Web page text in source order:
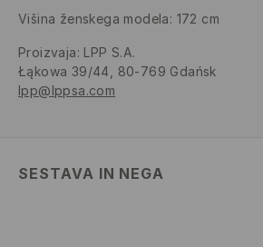
Višina ženskega modela: 172 cm
Proizvaja: LPP S.A.
Łąkowa 39/44, 80-769 Gdańsk
lpp@lppsa.com
SESTAVA IN NEGA